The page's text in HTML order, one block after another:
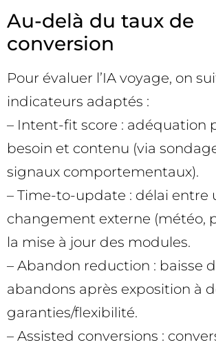
Au-delà du taux de
conversion
Pour évaluer l’IA voyage, on
indicateurs adaptés :
– Intent-fit score : adéquation
besoin et contenu (via
signaux comportementaux).
– Time-to-update : délai entre
changement externe (météo,
la mise à jour des modules.
– Abandon reduction : baisse
abandons après exposition à
garanties/flexibilité.
– Assisted conversions :